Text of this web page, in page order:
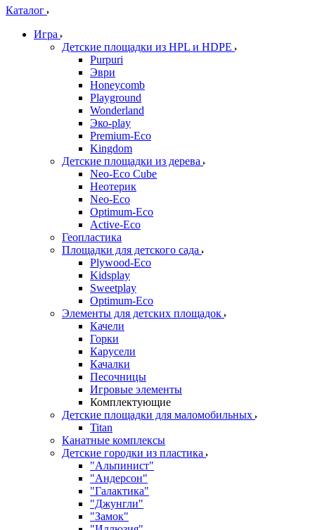
Каталог
Игра
Детские площадки из HPL и HDPE
Purpuri
Эври
Honeycomb
Playground
Wonderland
Эко-play
Premium-Eco
Kingdom
Детские площадки из дерева
Neo-Eco Cube
Неотерик
Neo-Eco
Оptimum-Еco
Active-Eco
Геопластика
Площадки для детского сада
Plywood-Eco
Kidsplay
Sweetplay
Оptimum-Еco
Элементы для детских площадок
Качели
Горки
Карусели
Качалки
Песочницы
Игровые элементы
Комплектующие
Детские площадки для маломобильных
Titan
Канатные комплексы
Детские городки из пластика
"Альпинист"
"Андерсон"
"Галактика"
"Джунгли"
"Замок"